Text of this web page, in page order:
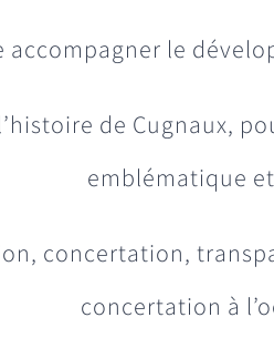
accompagner le
de Cugnaux,
emblématique
concertation,
concertation à